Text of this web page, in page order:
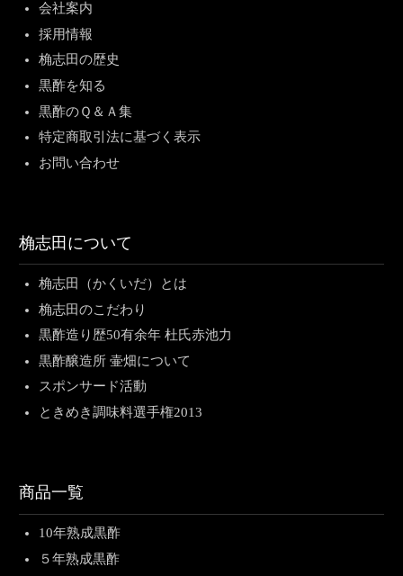
会社案内
採用情報
桷志田の歴史
黒酢を知る
黒酢のＱ＆Ａ集
特定商取引法に基づく表示
お問い合わせ
桷志田について
桷志田（かくいだ）とは
桷志田のこだわり
黒酢造り歴50有余年 杜氏赤池力
黒酢醸造所 壷畑について
スポンサード活動
ときめき調味料選手権2013
商品一覧
10年熟成黒酢
５年熟成黒酢